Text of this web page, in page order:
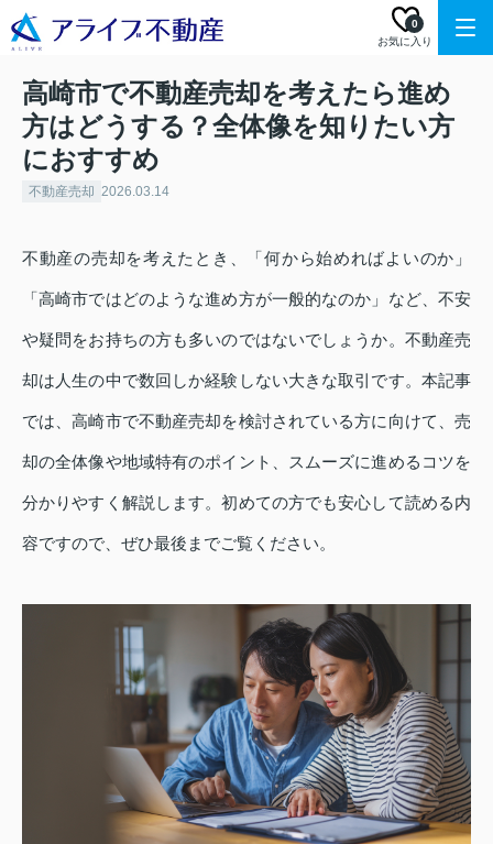
お気に入り
0
高崎市で不動産売却を考えたら進め
方はどうする？全体像を知りたい方
におすすめ
不動産売却 2026.03.14
不動産の売却を考えたとき、「何から始めればよいのか」
「高崎市ではどのような進め方が一般的なのか」など、不安
や疑問をお持ちの方も多いのではないでしょうか。不動産売
却は人生の中で数回しか経験しない大きな取引です。本記事
では、高崎市で不動産売却を検討されている方に向けて、売
却の全体像や地域特有のポイント、スムーズに進めるコツを
分かりやすく解説します。初めての方でも安心して読める内
容ですので、ぜひ最後までご覧ください。